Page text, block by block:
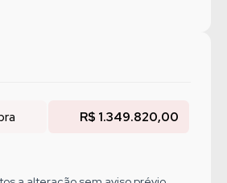
R$ 1.349.820,00